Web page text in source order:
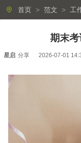
首页 > 范文 > 工
期末
星启 分享 2026-07-01